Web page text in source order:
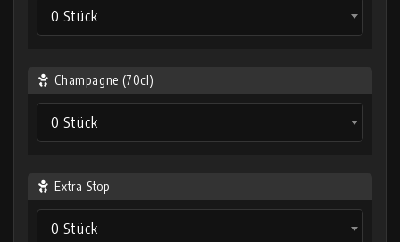
0 Stück
Champagne (70cl)
0 Stück
Extra Stop
0 Stück